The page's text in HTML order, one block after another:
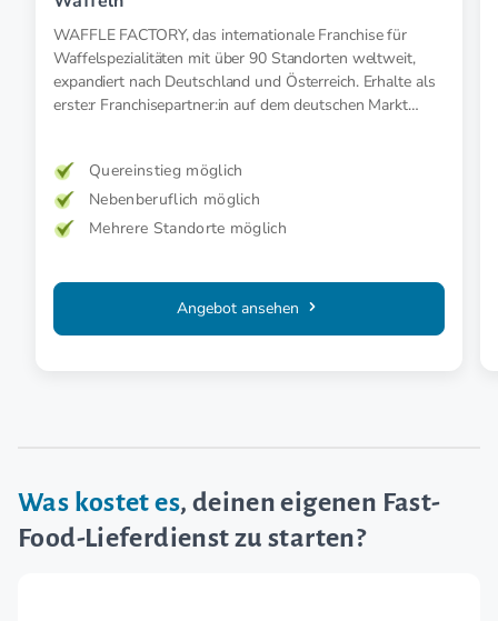
WAFFLE FACTORY, das internationale Franchise für
Waffelspezialitäten mit über 90 Standorten weltweit,
expandiert nach Deutschland und Österreich. Erhalte als
erste:r Franchisepartner:in auf dem deutschen Markt
Quereinstieg möglich
Nebenberuflich möglich
Mehrere Standorte möglich
Angebot ansehen
Was kostet es, deinen eigenen Fast-
Food-Lieferdienst zu starten?